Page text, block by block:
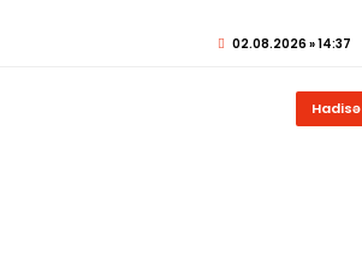
02.08.2026 » 14:37
Hadisə